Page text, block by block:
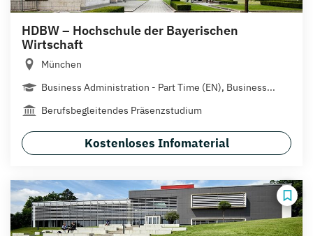
HDBW – Hochschule der Bayerischen
Wirtschaft
München
Business Administration - Part Time (EN), Business...
Berufsbegleitendes Präsenzstudium
Kostenloses Infomaterial